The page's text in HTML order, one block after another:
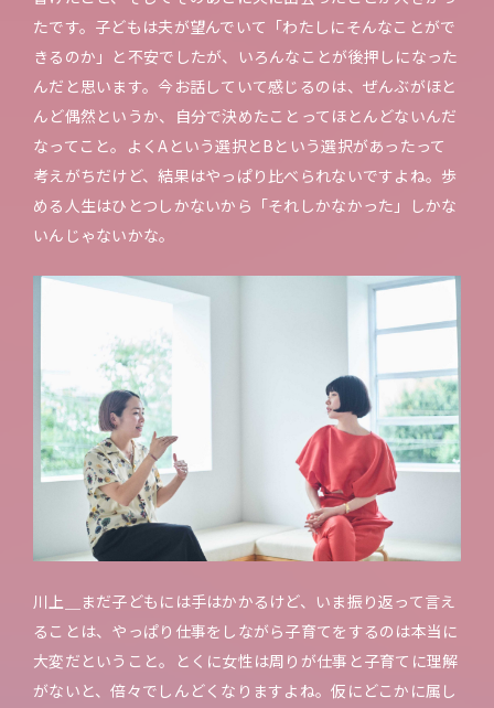
たです。子どもは夫が望んでいて「わたしにそんなことがで
きるのか」と不安でしたが、いろんなことが後押しになった
んだと思います。今お話していて感じるのは、ぜんぶがほと
んど偶然というか、自分で決めたことってほとんどないんだ
なってこと。よくAという選択とBという選択があったって
考えがちだけど、結果はやっぱり比べられないですよね。歩
める人生はひとつしかないから「それしかなかった」しかな
いんじゃないかな。
川上＿まだ子どもには手はかかるけど、いま振り返って言え
ることは、やっぱり仕事をしながら子育てをするのは本当に
大変だということ。とくに女性は周りが仕事と子育てに理解
がないと、倍々でしんどくなりますよね。仮にどこかに属し